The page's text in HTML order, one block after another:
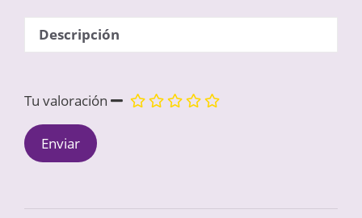
Descripción
Tu valoración